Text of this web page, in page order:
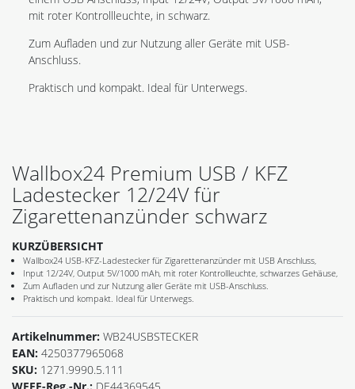
mit roter Kontrollleuchte, in schwarz.
Zum Aufladen und zur Nutzung aller Geräte mit USB-
Anschluss.
Praktisch und kompakt. Ideal für Unterwegs.
Wallbox24 Premium USB / KFZ
Ladestecker 12/24V für
Zigarettenanzünder schwarz
KURZÜBERSICHT
Wallbox24 USB-KFZ-Ladestecker für Zigarettenanzünder mit USB Anschluss,
Input 12/24V, Output 5V/1000 mAh, mit roter Kontrollleuchte, schwarzes Gehäuse,
Zum Aufladen und zur Nutzung aller Geräte mit USB-Anschluss.
Praktisch und kompakt. Ideal für Unterwegs.
Artikelnummer: WB24USBSTECKER
EAN: 4250377965068
SKU: 1271.9990.5.111